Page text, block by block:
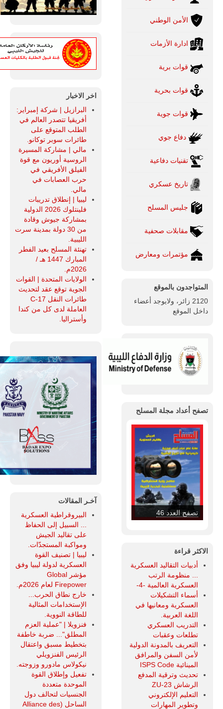
الأمن الوطني
ادارة الأزمات
قوات برية
قوات بحرية
قوات جوية
دفاع جوي
تقنيات دفاعية
تاريخ عسكري
جليس المسلح
مقابلات صحفية
مؤتمرات ومعارض
المتواجدون بالموقع
2120 زائر، ولايوجد أعضاء
داخل الموقع
تصفح أعداد مجلة المسلح
تصفح العدد 45
الاكثر قراءة
أدبيات التقاليد العسكرية
... منظومة الرتب
العسكرية العالمية -4-
أسماء التشكيلات
العسكرية ومعانيها في
اللغة العربية.
التدريب العسكري
تطلعات وعقبات
التعريف بالمدونة الدولية
لأمن السفن والمرافق
المينائية ISPS Code
تحديث وترقية المدفع
الرشاش ZU-23
التعليم الإلكتروني
وتطوير المهارات
اخر الاخبار
البرازيل | شركة إمبراير:
أفريقيا تتصدر العالم في
الطلب المتوقع على
طائرات سوبر توكانو.
مالي | مشاركة المسيرة
الروسية أوريون مع قوة
الفيلق الأفريقي في
حرب العصابات في
مالي.
ليبيا | إنطلاق تدريبات
فلينتلوك 2026 الدولية
بمشاركة جيوش وقادة
من 30 دولة بمدينة سرت
الليبية.
تهنئة المسلح بعيد الفطر
المبارك 1447 هـ /
2026م.
الولايات المتحدة | القوات
الجوية توقع عقد لتحديث
طائرات النقل C-17
العاملة لدى كل من كندا
وأستراليا.
آخـر المقالات
البيروقراطية العسكرية
... السبيل إلى الحفاظ
على تقاليد الجيش
ومواكبة المستجدّات.
ليبيا | تصنيف القوة
العسكرية لدولة ليبيا وفق
مؤشر Global
Firepower لعام 2026م.
خارج نطاق الحرب...
الإستخدامات المثالية
للطاقة النووية.
فنزويلا | "عملية العزم
المطلق"... ضربة خاطفة
بتخطيط مسبق واعتقال
الرئيس الفنزويلي
نيكولاس مادورو وزوجته.
تفعيل وإطلاق القوة
الموحدة متعددة
الجنسيات لتحالف دول
الساحل (Alliance des